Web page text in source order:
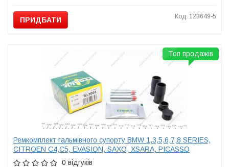
ПРИДБАТИ Код: 123649-5
Ремкомплект гальмівного супорту BMW 1,3,5,6,7,8 SERIES,
CITROEN C4,C5, EVASION, SAXO, XSARA, PICASSO
0 відгуків
Топ продажів